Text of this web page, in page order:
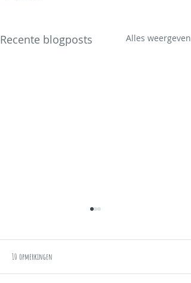
Recente blogposts Alles weergeven
10 opmerkingen